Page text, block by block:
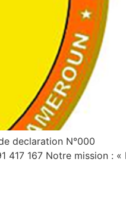
declaration N°000
417 167 Notre mission : «